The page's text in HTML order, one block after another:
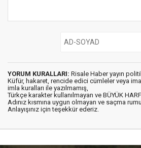
YORUM KURALLARI: Risale Haber yayın
Küfür, hakaret, rencide edici cümleler veya
imla kuralları ile yazılmamış,
Türkçe karakter kullanılmayan ve BÜYÜK
Adınız kısmına uygun olmayan ve saçma
Anlayışınız için teşekkür ederiz.